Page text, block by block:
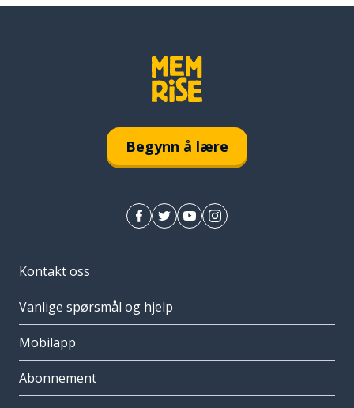
Begynn å lære
Kontakt oss
Vanlige spørsmål og hjelp
Mobilapp
Abonnement